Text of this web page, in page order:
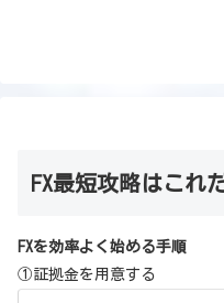
FX最短攻略はこれ
FXを効率よく始める手順
①証拠金を用意する